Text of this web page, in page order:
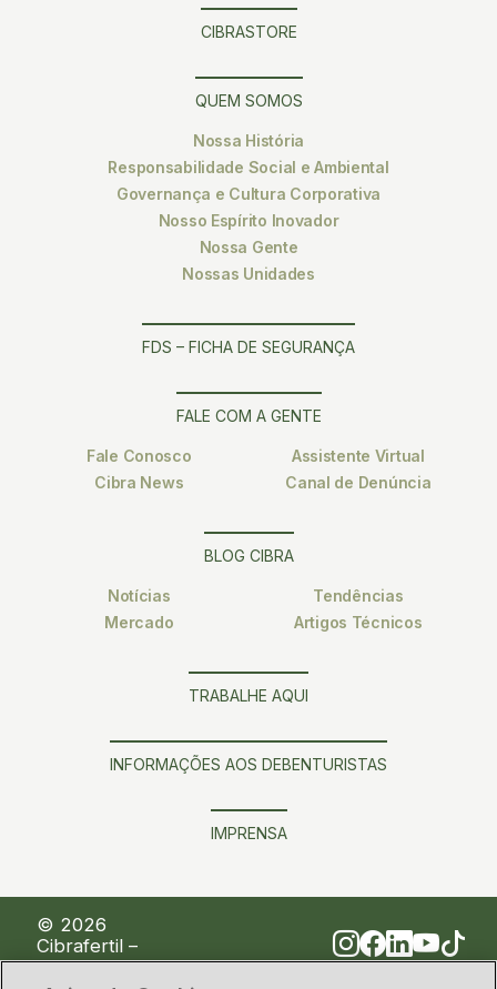
CIBRASTORE
QUEM SOMOS
Nossa História
Responsabilidade Social e Ambiental
Governança e Cultura Corporativa
Nosso Espírito Inovador
Nossa Gente
Nossas Unidades
FDS – FICHA DE SEGURANÇA
FALE COM A GENTE
Fale Conosco
Cibra News
Assistente Virtual
Canal de Denúncia
BLOG CIBRA
Notícias
Mercado
Tendências
Artigos Técnicos
TRABALHE AQUI
INFORMAÇÕES AOS DEBENTURISTAS
IMPRENSA
© 2026
Cibrafertil –
Companhia